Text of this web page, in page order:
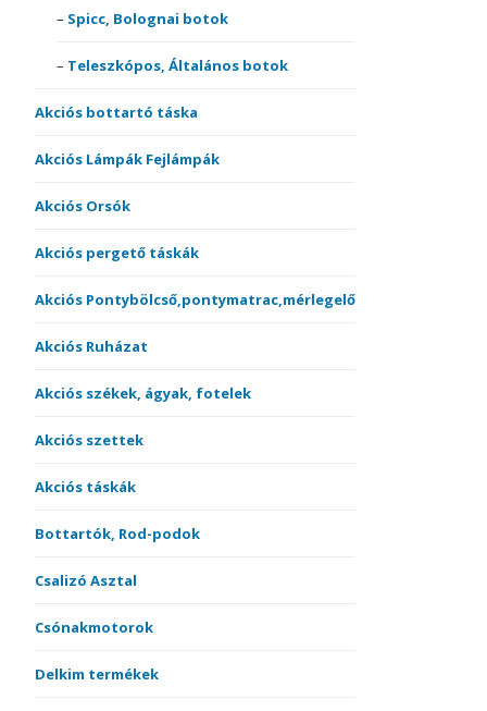
Spicc, Bolognai botok
Teleszkópos, Általános botok
Akciós bottartó táska
Akciós Lámpák Fejlámpák
Akciós Orsók
Akciós pergető táskák
Akciós Pontybölcső,pontymatrac,mérlegelő
Akciós Ruházat
Akciós székek, ágyak, fotelek
Akciós szettek
Akciós táskák
Bottartók, Rod-podok
Csalizó Asztal
Csónakmotorok
Delkim termékek